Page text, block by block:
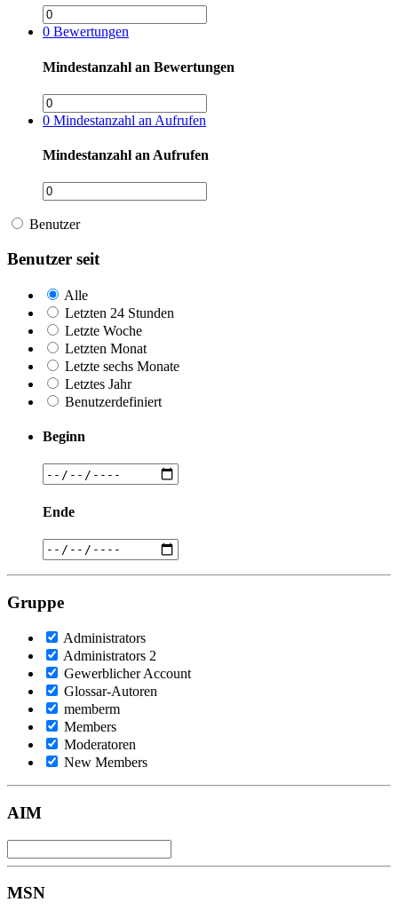
0 Bewertungen
Mindestanzahl an Bewertungen
0 Mindestanzahl an Aufrufen
Mindestanzahl an Aufrufen
Benutzer
Benutzer seit
Alle
Letzten 24 Stunden
Letzte Woche
Letzten Monat
Letzte sechs Monate
Letztes Jahr
Benutzerdefiniert
Beginn
Ende
Gruppe
Administrators
Administrators 2
Gewerblicher Account
Glossar-Autoren
memberm
Members
Moderatoren
New Members
AIM
MSN